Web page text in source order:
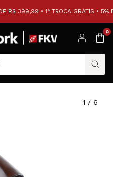
R$ 399,99 • 1ª TROCA GRÁTIS • 5%
0
1 / 6